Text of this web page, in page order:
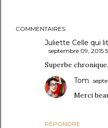
COMMENTAIRES
Juliette Celle qui
septembre 09, 2015
Superbe
RÉPONDRE
Tom
Merci